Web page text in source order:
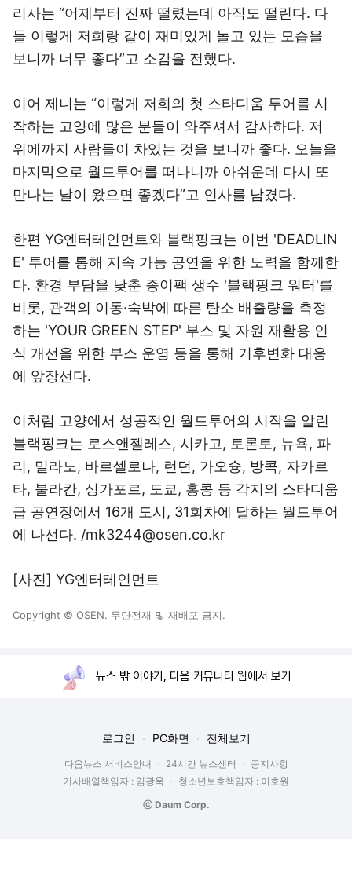
리사는 “어제부터 진짜 떨렸는데 아직도 떨린다. 다
들 이렇게 저희랑 같이 재미있게 놀고 있는 모습을
보니까 너무 좋다”고 소감을 전했다.
이어 제니는 “이렇게 저희의 첫 스타디움 투어를 시
작하는 고양에 많은 분들이 와주셔서 감사하다. 저
위에까지 사람들이 차있는 것을 보니까 좋다. 오늘을
마지막으로 월드투어를 떠나니까 아쉬운데 다시 또
만나는 날이 왔으면 좋겠다”고 인사를 남겼다.
한편 YG엔터테인먼트와 블랙핑크는 이번 'DEADLIN
E' 투어를 통해 지속 가능 공연을 위한 노력을 함께한
다. 환경 부담을 낮춘 종이팩 생수 '블랙핑크 워터'를
비롯, 관객의 이동·숙박에 따른 탄소 배출량을 측정
하는 'YOUR GREEN STEP' 부스 및 자원 재활용 인
식 개선을 위한 부스 운영 등을 통해 기후변화 대응
에 앞장선다.
이처럼 고양에서 성공적인 월드투어의 시작을 알린
블랙핑크는 로스앤젤레스, 시카고, 토론토, 뉴욕, 파
리, 밀라노, 바르셀로나, 런던, 가오슝, 방콕, 자카르
타, 불라칸, 싱가포르, 도쿄, 홍콩 등 각지의 스타디움
급 공연장에서 16개 도시, 31회차에 달하는 월드투어
에 나선다. /mk3244@osen.co.kr
[사진] YG엔터테인먼트
Copyright © OSEN. 무단전재 및 재배포 금지.
뉴스 밖 이야기, 다음 커뮤니티 웹에서 보기
로그인 PC화면 전체보기
다음뉴스 서비스안내 24시간 뉴스센터
공지사항
기사배열책임자 : 임광욱
청소년보호책임자 : 이호원
ⓒ Daum Corp.